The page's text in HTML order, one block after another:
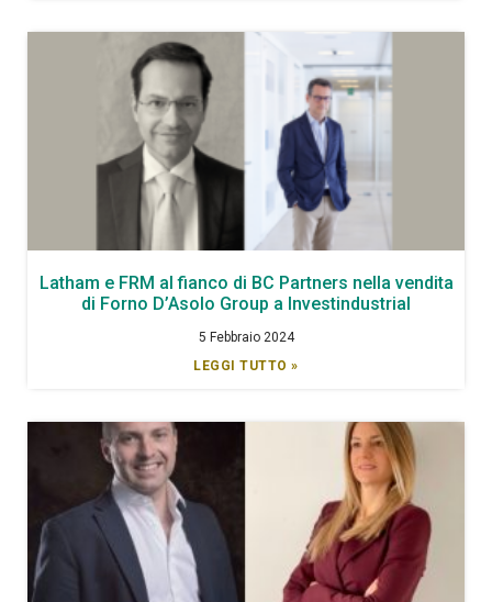
Latham e FRM al fianco di BC Partners nella vendita
di Forno D’Asolo Group a Investindustrial
5 Febbraio 2024
LEGGI TUTTO »